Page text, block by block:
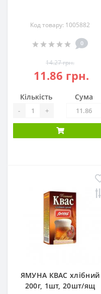
Код товару: 1005882
0
14.27 грн.
11.86 грн.
Кількість
- +
Сума
ЯМУНА КВАС хлібний
200г, 1шт, 20шт/ящ